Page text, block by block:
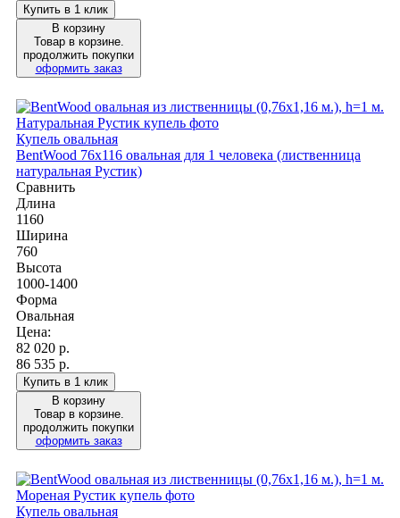
Купить в 1 клик
В корзину
Товар в корзине.
продолжить покупки
оформить заказ
Купель овальная
BentWood 76х116 овальная для 1 человека (лиственница
натуральная Рустик)
Сравнить
Длина
1160
Ширина
760
Высота
1000-1400
Форма
Овальная
Цена:
82 020 р.
86 535 р.
Купить в 1 клик
В корзину
Товар в корзине.
продолжить покупки
оформить заказ
Купель овальная